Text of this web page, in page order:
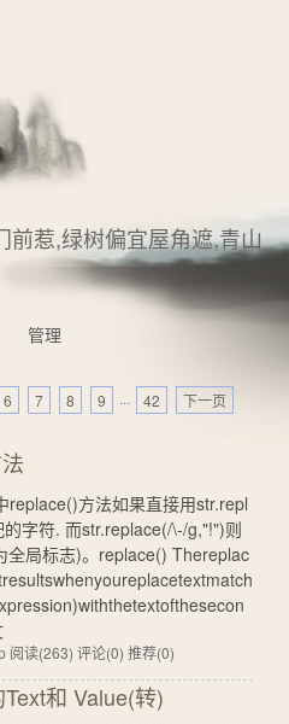
前惹,绿树偏宜屋角遮,青山
管理
6 7 8 9 ··· 42 下一页
replace()方法如果直接用str.repl
字符. 而str.replace(/\-/g,"!")则
全局标志)。replace() Thereplac
阅读(263) 评论(0) 推荐(0)
和 Value(转)